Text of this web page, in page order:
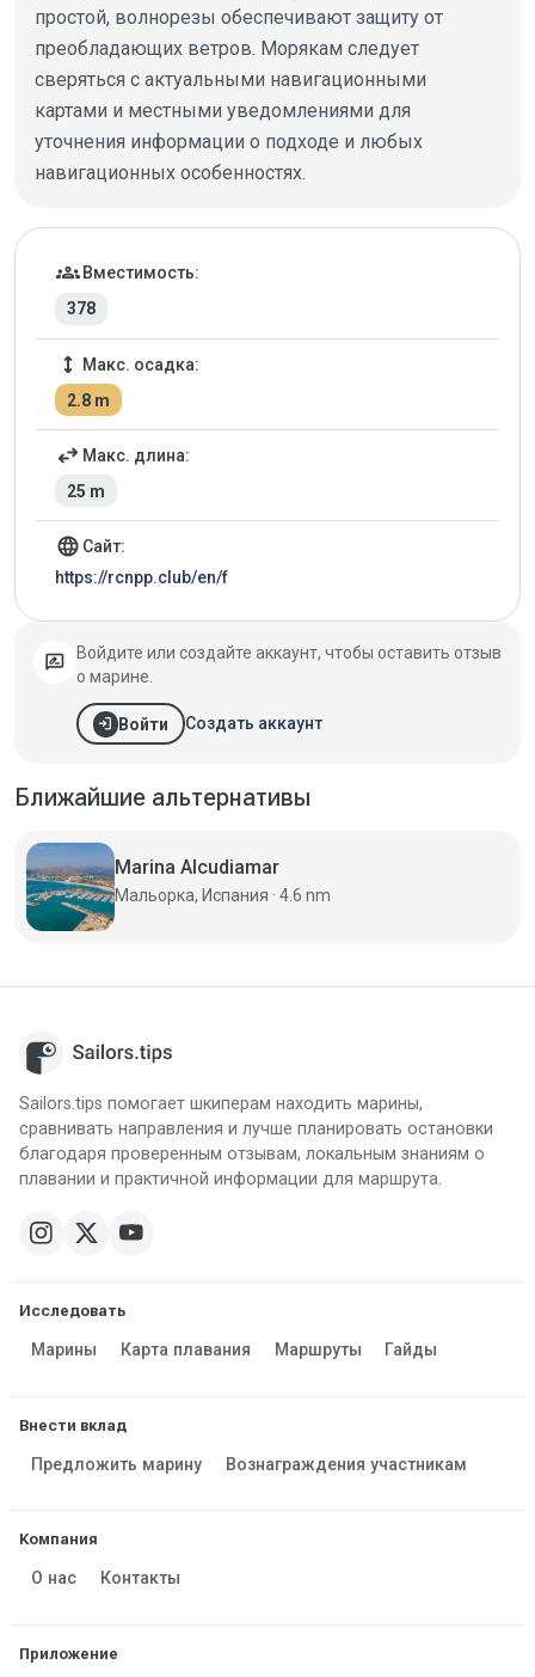
простой, волнорезы обеспечивают защиту от
преобладающих ветров. Морякам следует
сверяться с актуальными навигационными
картами и местными уведомлениями для
уточнения информации о подходе и любых
навигационных особенностях.
Детали марины
groups Вместимость:
378
height
Макс. осадка:
2.8 m
swap_horiz Макс. длина:
25 m
language Сайт:
https://rcnpp.club/en/f
rate_review
Войдите или создайте аккаунт, чтобы оставить отзыв
о марине.
login Войти Создать аккаунт
Ближайшие альтернативы
Marina Alcudiamar
Мальорка, Испания · 4.6 nm
Sailors.tips помогает шкиперам находить марины,
сравнивать направления и лучше планировать остановки
благодаря проверенным отзывам, локальным знаниям о
плавании и практичной информации для маршрута.
Исследовать
Марины Карта плавания Маршруты Гайды
Внести вклад
Предложить марину Вознаграждения участникам
Компания
О нас Контакты
Приложение